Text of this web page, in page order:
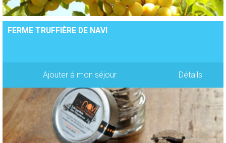
FERME TRUFFIÈRE DE NAVI
Ajouter à mon séjour Détails